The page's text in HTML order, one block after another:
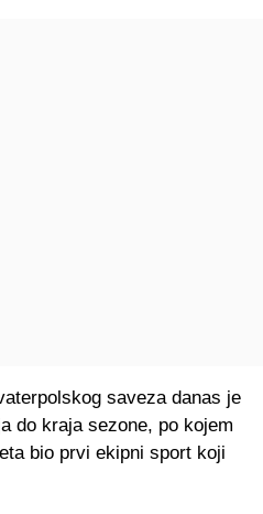
saveza danas je
do kraja sezone, po kojem
bio prvi ekipni sport koji